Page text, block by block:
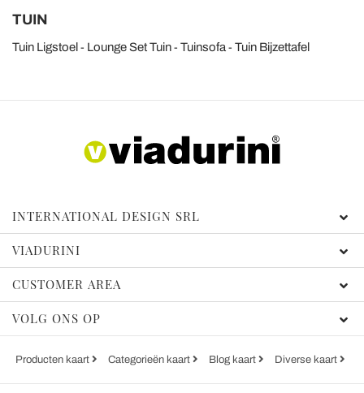
TUIN
Tuin Ligstoel Lounge Set Tuin Tuinsofa Tuin Bijzettafel
INTERNATIONAL DESIGN SRL
VIADURINI
CUSTOMER AREA
VOLG ONS OP
Producten kaart Categorieën kaart Blog kaart Diverse kaart